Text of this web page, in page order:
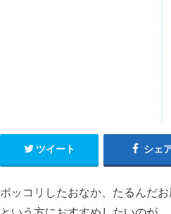
ツイート シェ
ポッコリしたおなか、たるんだ